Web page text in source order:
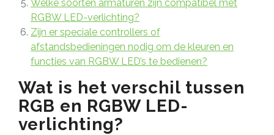
Welke soorten armaturen zijn compatibel met
RGBW LED-verlichting?
Zijn er speciale controllers of
afstandsbedieningen nodig om de kleuren en
functies van RGBW LED’s te bedienen?
Wat is het verschil tussen
RGB en RGBW LED-
verlichting?